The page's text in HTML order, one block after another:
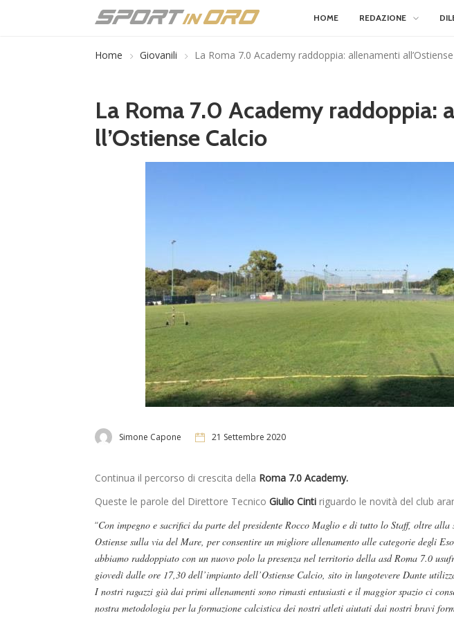
HOME REDAZIONE
Home Giovanili La Roma 7.0 Academy raddoppia: allenamenti
La Roma 7.0 Academy raddoppia:
ll’Ostiense Calcio
Simone Capone 21 Settembre 2020
Continua il percorso di crescita della Roma 7.0 Academy.
Queste le parole del Direttore Tecnico Giulio Cinti riguardo le novità del club
“Con impegno e sacrifici da parte del presidente Rocco Maglio e di tutto lo Staff, oltre alla
Ostiense sulla via del Mare, per consentire un migliore allenamento alle categorie degli
abbiamo raddoppiato con un nuovo polo la presenza nel territorio della asd Roma 7.0
giovedì dalle ore 17,30 dell’impianto dell’Ostiense Calcio, sito in lungotevere Dante
I nostri ragazzi già dai primi allenamenti sono rimasti entusiasti e il maggior spazio ci
nostra metodologia per la formazione calcistica dei nostri atleti aiutati dai nostri bravi